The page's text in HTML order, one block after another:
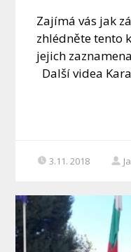
Zajímá vás jak
zhlédněte tento
jejich
Další videa
3.11. 2018